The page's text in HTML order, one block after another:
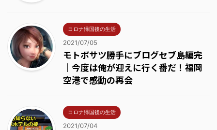
コロナ帰国後の生活
2021/07/05
モトボサツ勝手にブログセブ島編完
｜今度は俺が迎えに行く番だ！福岡
空港で感動の再会
コロナ帰国後の生活
2021/07/04